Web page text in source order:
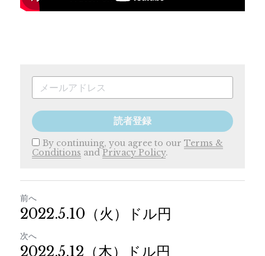
読者登録
By continuing, you agree to our Terms &
Conditions and Privacy Policy.
前へ
2022.5.10（火）ドル円
次へ
2022.5.12（木）ドル円